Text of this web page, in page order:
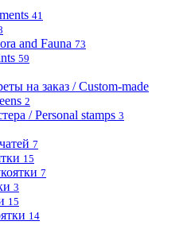
41
and Fauna 73
59
на заказ / Custom-made
2
/ Personal stamps 3
7
15
7
3
15
14